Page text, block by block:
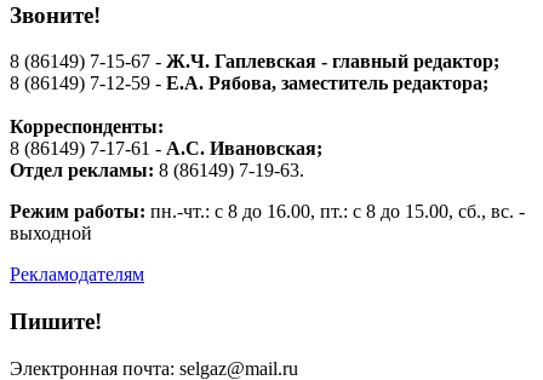
Звоните!
8 (86149) 7-15-67 - Ж.Ч. Гаплевская - главный редактор;
8 (86149) 7-12-59 - Е.А. Рябова, заместитель редактора;
Корреспонденты:
8 (86149) 7-17-61 - А.С. Ивановская;
Отдел рекламы: 8 (86149) 7-19-63.
Режим работы: пн.-чт.: с 8 до 16.00, пт.: с 8 до 15.00, сб., вс. -
выходной
Рекламодателям
Пишите!
Электронная почта: selgaz@mail.ru